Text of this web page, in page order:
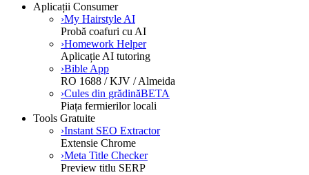
Aplicații Consumer
›My Hairstyle AI
Probă coafuri cu AI
›Homework Helper
Aplicație AI tutoring
›Bible App
RO 1688 / KJV / Almeida
›Cules din grădinăBETA
Piața fermierilor locali
Tools Gratuite
›Instant SEO Extractor
Extensie Chrome
›Meta Title Checker
Preview titlu SERP